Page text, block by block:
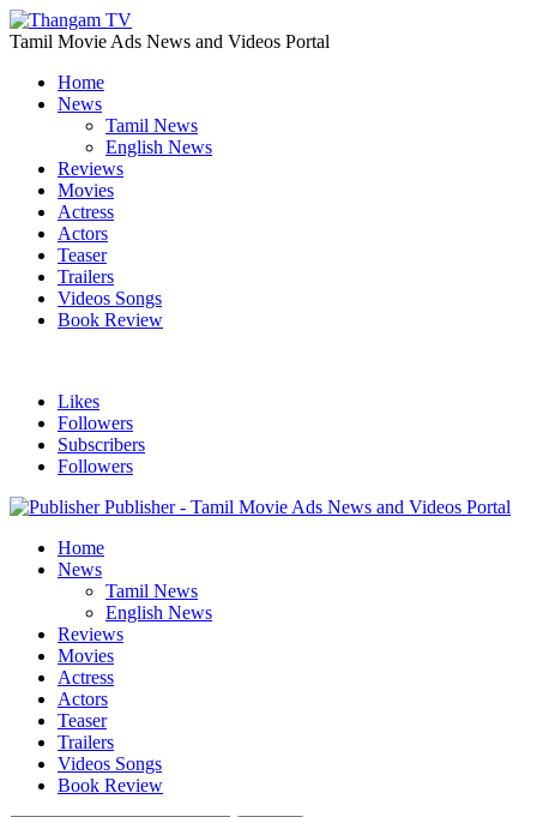
Tamil Movie Ads News and Videos Portal
Home
News
Tamil News
English News
Reviews
Movies
Actress
Actors
Teaser
Trailers
Videos Songs
Book Review
Likes
Followers
Subscribers
Followers
Publisher - Tamil Movie Ads News and Videos Portal
Home
News
Tamil News
English News
Reviews
Movies
Actress
Actors
Teaser
Trailers
Videos Songs
Book Review